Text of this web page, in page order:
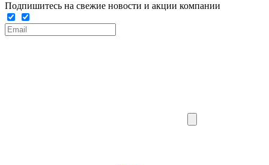
Подпишитесь на свежие новости и акции компании